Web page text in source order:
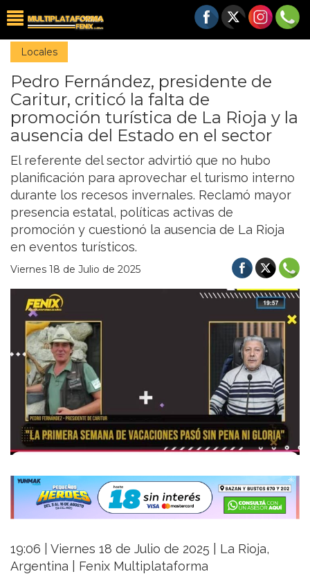
Locales
Pedro Fernández, presidente de
Caritur, criticó la falta de
promoción turística de La Rioja y la
ausencia del Estado en el sector
El referente del sector advirtió que no hubo
planificación para aprovechar el turismo interno
durante los recesos invernales. Reclamó mayor
presencia estatal, políticas activas de
promoción y cuestionó la ausencia de La Rioja
en eventos turísticos.
Viernes 18 de Julio de 2025
19:06 | Viernes 18 de Julio de 2025 | La Rioja,
Argentina | Fenix Multiplataforma